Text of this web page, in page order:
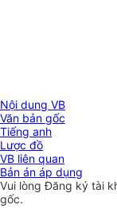
Nội dung VB
Văn bản gốc
Tiếng anh
Lược đồ
VB liên quan
Bản án áp dụng
Vui lòngĐăng ký tài
gốc.